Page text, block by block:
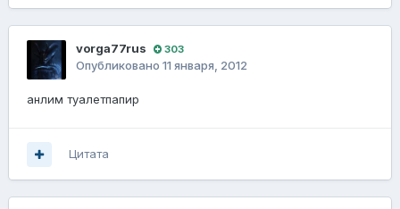
vorga77rus 303
Опубликовано 11 января, 2012
анлим туалетпапир
Цитата